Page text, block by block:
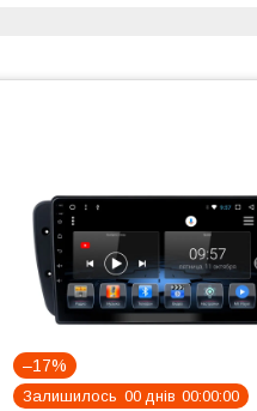
–17%
Залишилось 00 днів 00 00 00